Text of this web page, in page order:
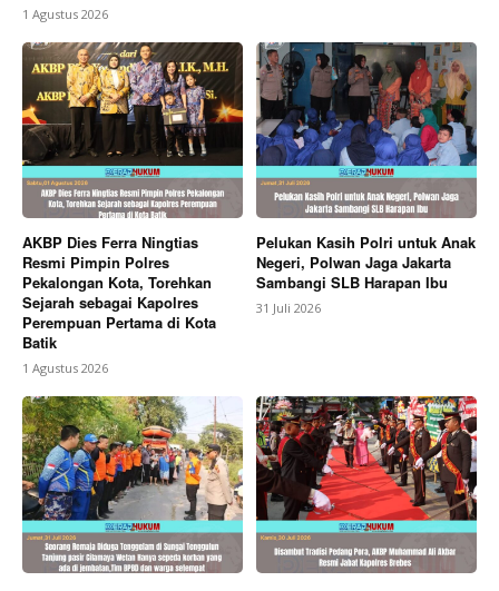
1 Agustus 2026
AKBP Dies Ferra Ningtias
Resmi Pimpin Polres
Pekalongan Kota, Torehkan
Sejarah sebagai Kapolres
Perempuan Pertama di Kota
Batik
1 Agustus 2026
Pelukan Kasih Polri untuk Anak
Negeri, Polwan Jaga Jakarta
Sambangi SLB Harapan Ibu
31 Juli 2026